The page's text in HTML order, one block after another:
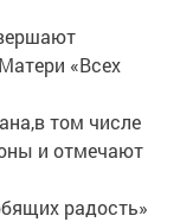
«Всех
том числе
и отмечают
радость»